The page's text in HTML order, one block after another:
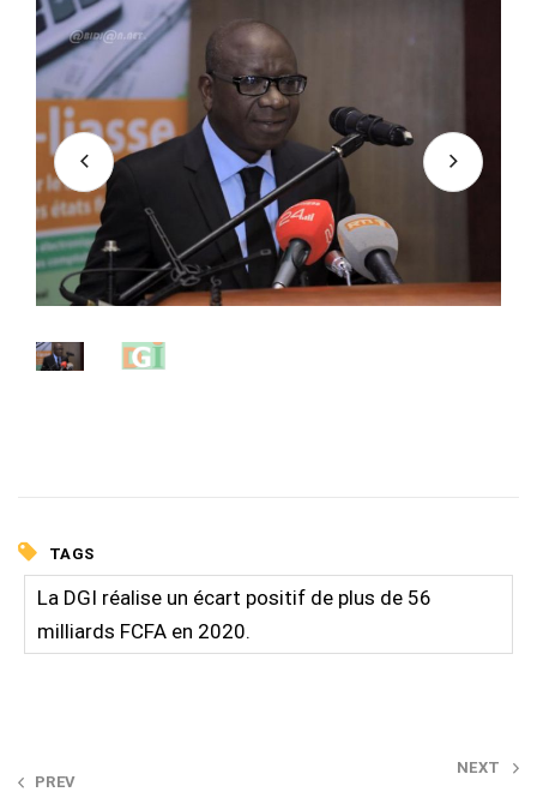
TAGS
La DGI réalise un écart positif de plus de 56
milliards FCFA en 2020.
Post
PREV
NEXT